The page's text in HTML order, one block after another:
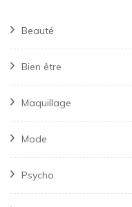
Beauté
Bien être
Maquillage
Mode
Psycho